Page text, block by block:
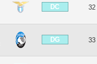
DC 32
DG 33